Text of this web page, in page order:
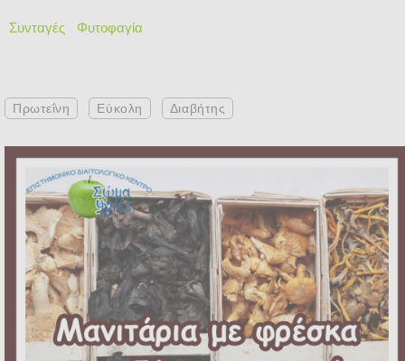
Συνταγές Φυτοφαγία
Πρωτεΐνη Εύκολη Διαβήτης